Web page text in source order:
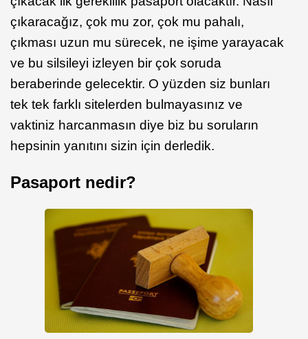
çıkaracağız, çok mu zor, çok mu pahalı,
çıkması uzun mu sürecek, ne işime yarayacak
ve bu silsileyi izleyen bir çok soruda
beraberinde gelecektir. O yüzden siz bunları
tek tek farklı sitelerden bulmayasınız ve
vaktiniz harcanmasın diye biz bu soruların
hepsinin yanıtını sizin için derledik.
Pasaport nedir?